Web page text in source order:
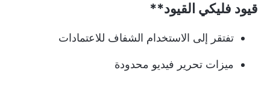
قيود فليكي القيود**
تفتقر إلى الاستخدام الشفاف للاعتمادات
ميزات تحرير فيديو محدودة